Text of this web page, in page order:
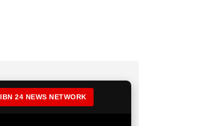
IBN 24 NEWS NETWORK